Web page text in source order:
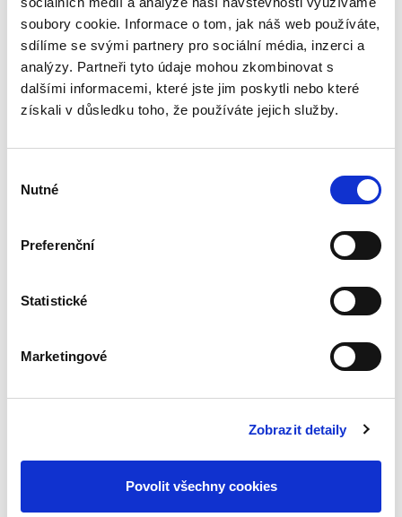
soubory cookie. Informace o tom, jak náš web používáte,
sdílíme se svými partnery pro sociální média, inzerci a
analýzy. Partneři tyto údaje mohou zkombinovat s
dalšími informacemi, které jste jim poskytli nebo které
získali v důsledku toho, že používáte jejich služby.
souhlasu
Nutné
Preferenční
Statistické
Marketingové
Zobrazit detaily
Povolit všechny cookies
Publikace pojednává o předpokladech vzniku
povinnosti nahradit újmu způsobenou zvířetem
podle § 2933 až 2935 ObčZ. Nejde ale pouze o
ryzí teorii, v knize čtenář nalezne srozumitelná
řešení...
dědic a jeho
Iveta Vankátová
nového občanského zákoníku v roce 2014 stala
Deset let účinnosti